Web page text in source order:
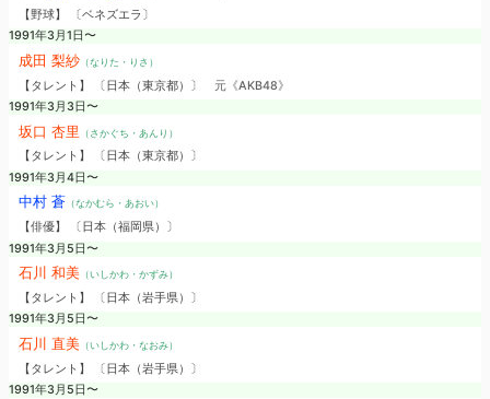
【野球】 〔ベネズエラ〕
1991年3月1日〜
成田 梨紗（なりた・りさ）
【タレント】 〔日本（東京都）〕 元《AKB48》
1991年3月3日〜
坂口 杏里 （さかぐち・あんり）
【タレント】 〔日本（東京都）〕
1991年3月4日〜
中村 蒼（なかむら・あおい）
【俳優】 〔日本（福岡県）〕
1991年3月5日〜
石川 和美（いしかわ・かずみ）
【タレント】 〔日本（岩手県）〕
1991年3月5日〜
石川 直美（いしかわ・なおみ）
【タレント】 〔日本（岩手県）〕
1991年3月5日〜